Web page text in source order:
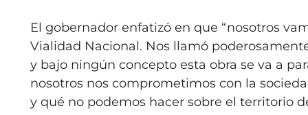
El gobernador enfatizó en que “nosotros
Vialidad Nacional. Nos llamó
y bajo ningún concepto esta obra se va a
nosotros nos comprometimos con la
y qué no podemos hacer sobre el territorio